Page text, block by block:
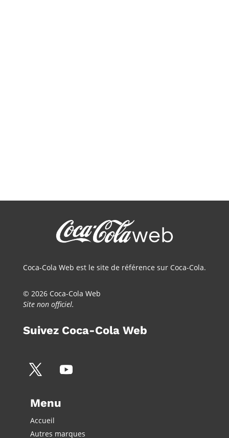
Coca-Cola Web est le site de référence sur Coca-Cola.
© 2026 Coca-Cola Web
Site non officiel.
Suivez Coca-Cola Web
Menu
Accueil
Autres marques